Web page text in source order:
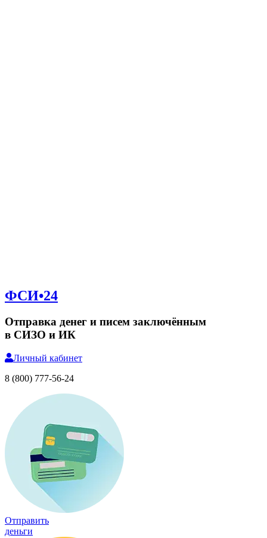
ФСИ•24
Отправка денег и писем заключённым
в СИЗО и ИК
Личный кабинет
8 (800) 777-56-24
Отправить
деньги